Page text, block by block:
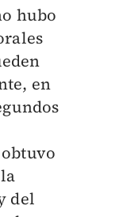
hubo
en
del